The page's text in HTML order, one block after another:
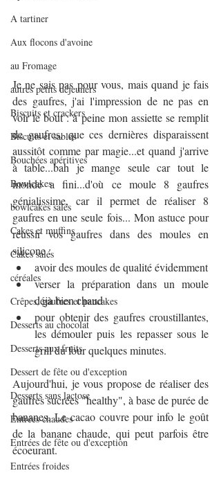
A tartiner
Aux flocons d'avoine
au Fromage
autres petits déjeuners
Biscuits et crackers
Biscuits et sablés
Bouchées apéritives
Bowlcakes
bowlcakes salés
Cakes et muffins
Cakes salés
céréales
Crêpes, gaufres et pancakes
Desserts au chocolat
Desserts aux fruits
Dessert de fête ou d'exception
Desserts sans lactose
Entrées chaudes
Entrées de fête ou d'exception
Entrées froides
Je ne sais pas pour vous, mais quand je fais
des gaufres, j'ai l'impression de ne pas en
voir le bout : à peine mon assiette se remplit
de gaufres, que ces dernières disparaissent
aussitôt comme par magie...et quand j'arrive
à table...bah je mange seule car tout le
monde a fini...d'où ce moule 8 gaufres
génialissime, car il permet de réaliser 8
gaufres en une seule fois... Mon astuce pour
réussir vos gaufres dans des moules en
silicone :
avoir des moules de qualité évidemment
verser la préparation dans un moule
déjà bien chaud
pour obtenir des gaufres croustillantes,
les démouler puis les repasser sous le
grill du four quelques minutes.
Aujourd'hui, je vous propose de réaliser des
gaufres sucrées "healthy", à base de purée de
bananes. Le cacao couvre pour info le goût
de la banane chaude, qui peut parfois être
écoeurant.